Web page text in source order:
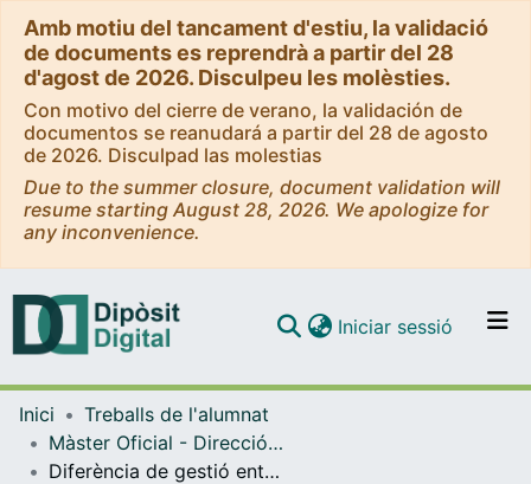
Amb motiu del tancament d'estiu, la validació
de documents es reprendrà a partir del 28
d'agost de 2026. Disculpeu les molèsties.
Con motivo del cierre de verano, la validación de
documentos se reanudará a partir del 28 de agosto
de 2026. Disculpad las molestias
Due to the summer closure, document validation will
resume starting August 28, 2026. We apologize for
any inconvenience.
Navega per tot el DD
Com publicar
Iniciar sessió (current)
Inici
Treballs de l'alumnat
Màster Oficial - Direcció d'Empreses de l'Esport
Diferència de gestió entre la NBA i l’ACB